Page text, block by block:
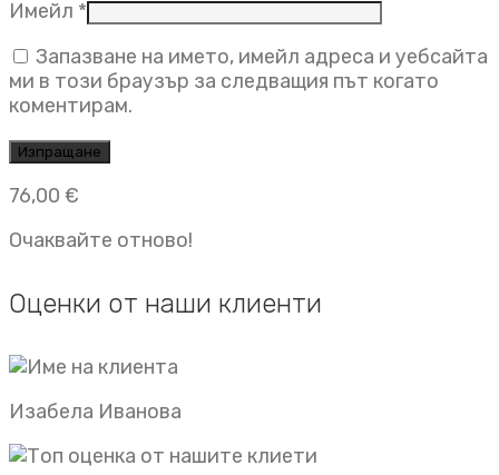
Имейл *
Запазване на името, имейл адреса и уебсайта
ми в този браузър за следващия път когато
коментирам.
76,00 €
Очаквайте отново!
Оценки от наши клиенти
Изабела Иванова